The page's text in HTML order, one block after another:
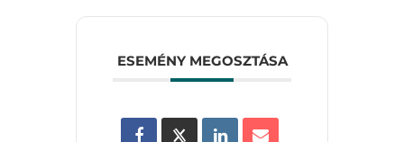
ESEMÉNY MEGOSZTÁSA